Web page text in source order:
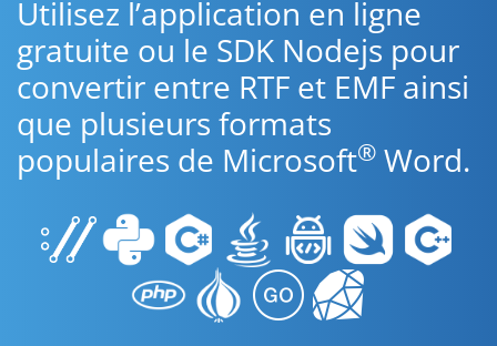
Utilisez l’application en ligne
gratuite ou le SDK Nodejs pour
convertir entre RTF et EMF ainsi
que plusieurs formats
populaires de Microsoft® Word.